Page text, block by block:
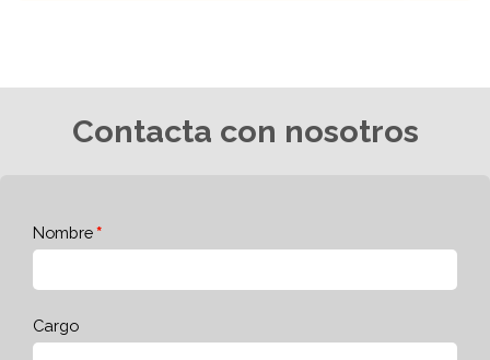
Contacta con nosotros
Nombre
Cargo